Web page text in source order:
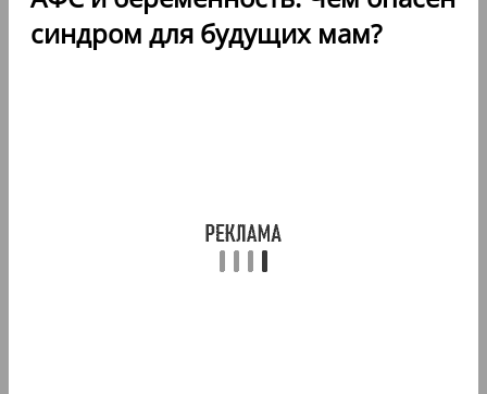
синдром для будущих мам?